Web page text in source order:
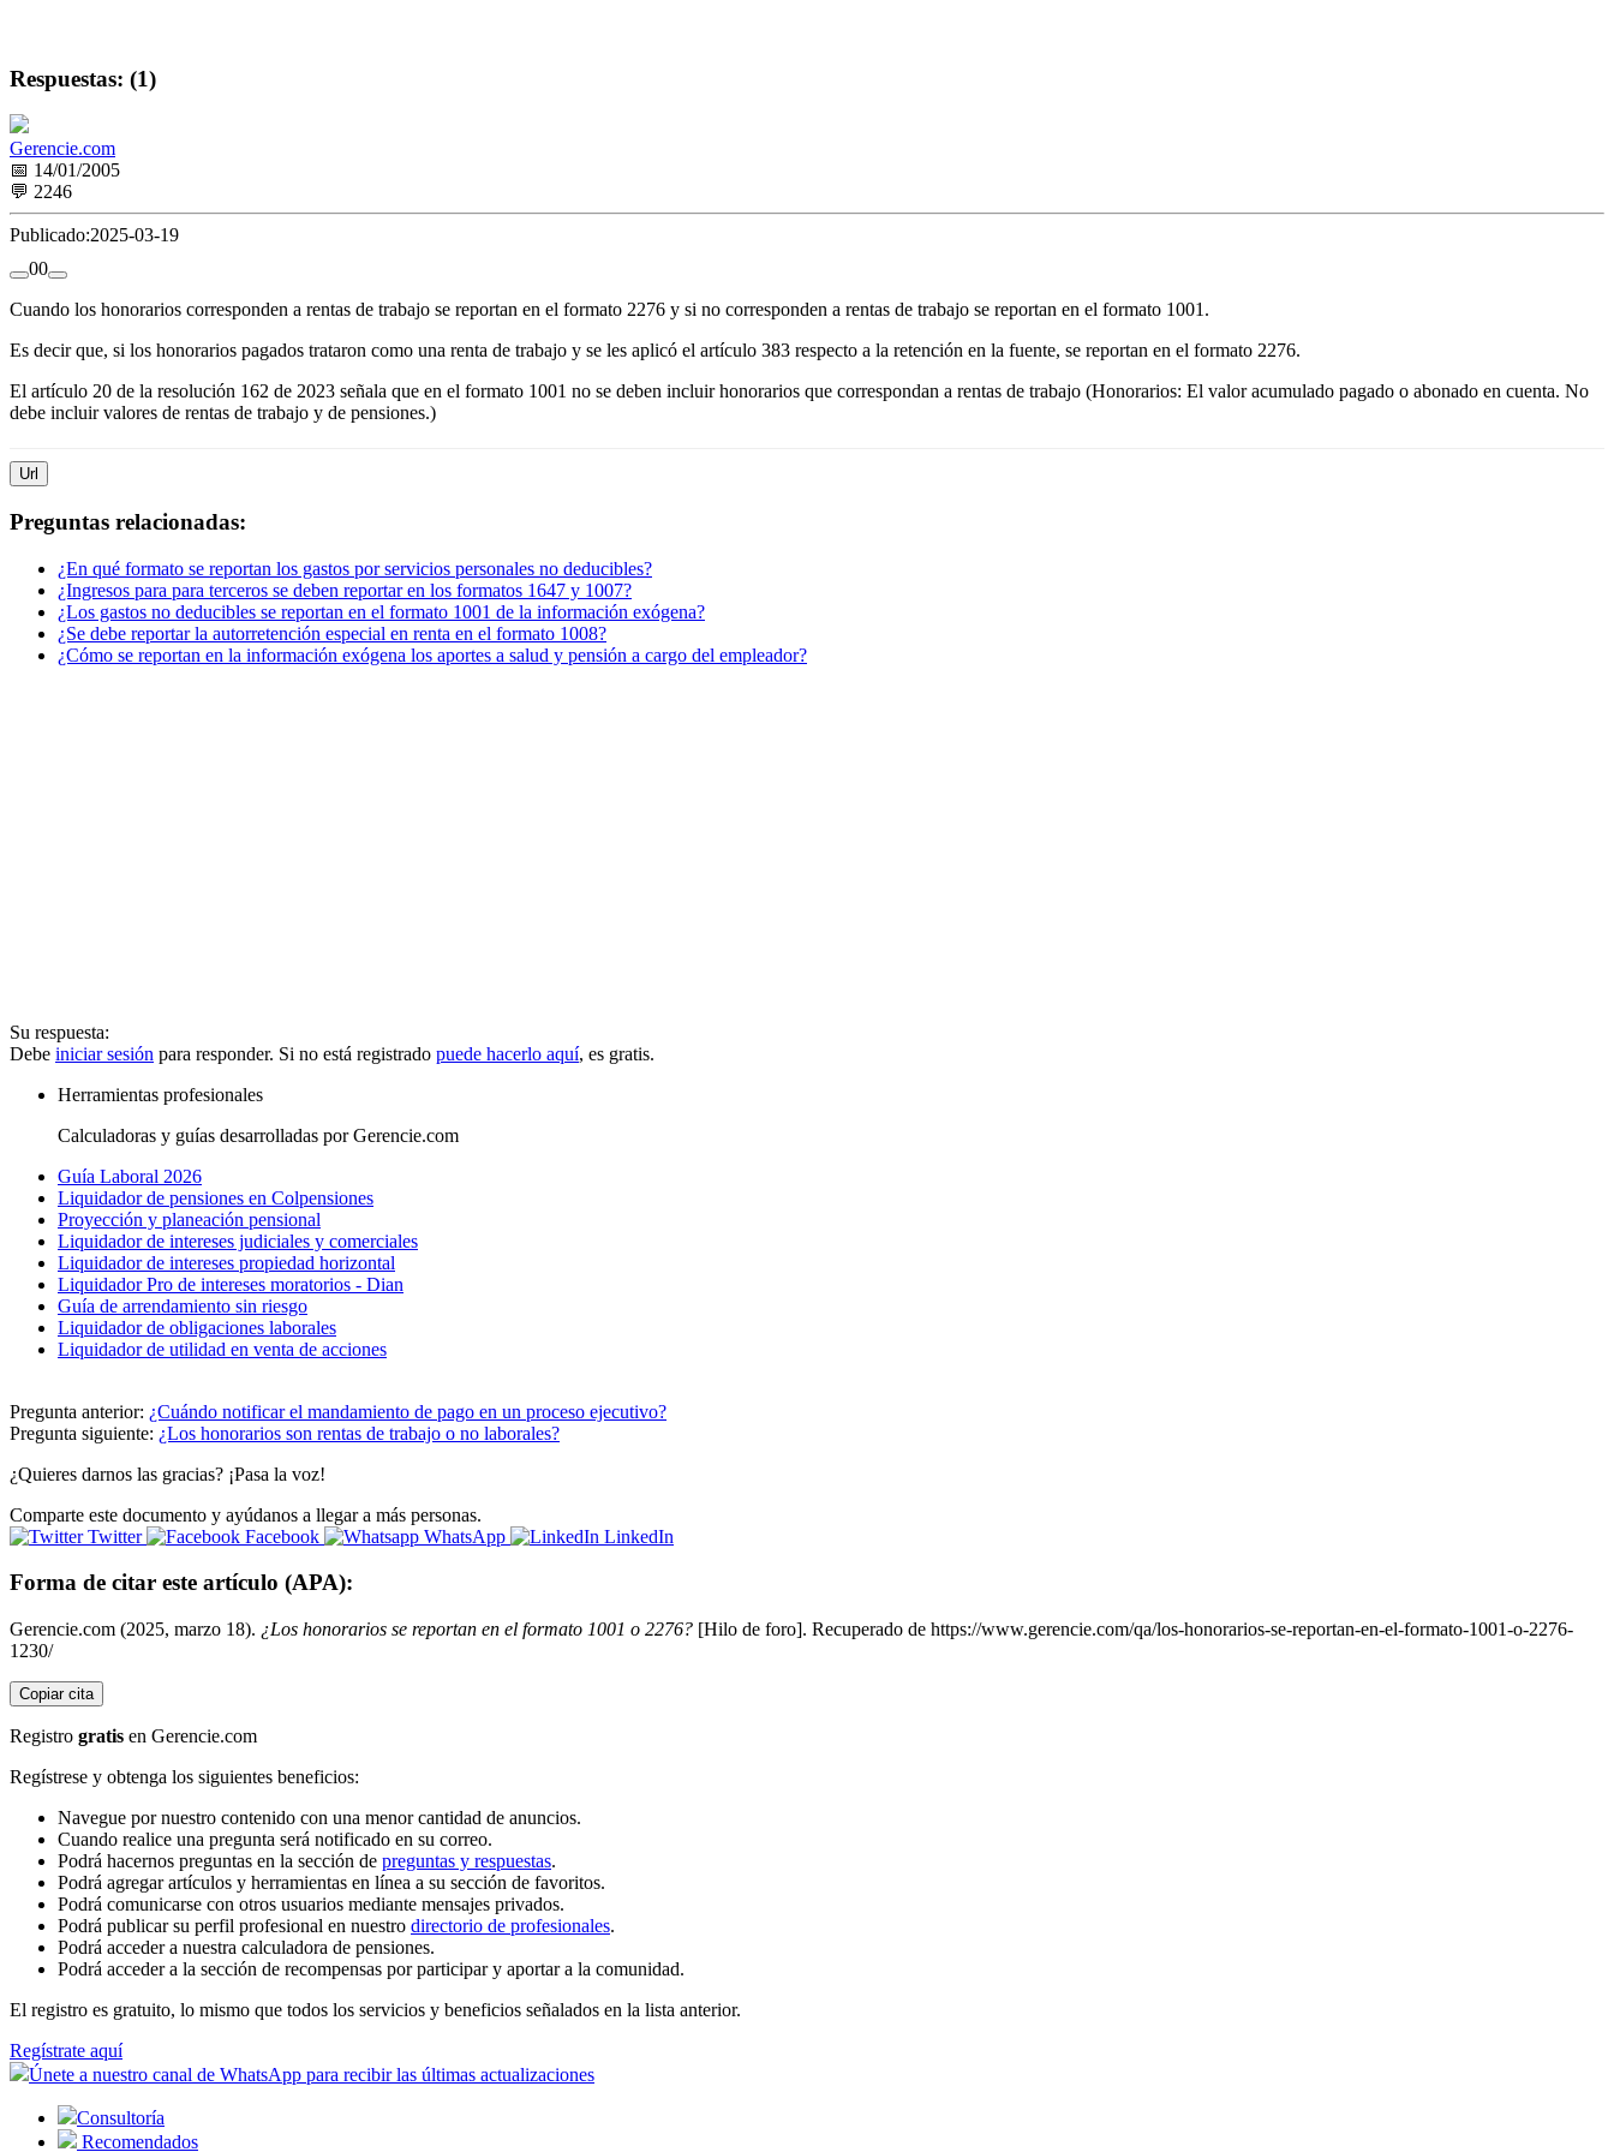
Respuestas: (1)
Gerencie.com
📅 14/01/2005
💬 2246
Publicado:2025-03-19
00
Cuando los honorarios corresponden a rentas de trabajo se reportan en el formato 2276 y si no corresponden a rentas de trabajo se reportan en el formato 1001.
Es decir que, si los honorarios pagados trataron como una renta de trabajo y se les aplicó el artículo 383 respecto a la retención en la fuente, se reportan en el formato 2276.
El artículo 20 de la resolución 162 de 2023 señala que en el formato 1001 no se deben incluir honorarios que correspondan a rentas de trabajo (Honorarios: El valor acumulado pagado o abonado en cuenta. No
debe incluir valores de rentas de trabajo y de pensiones.)
Url
Preguntas relacionadas:
¿En qué formato se reportan los gastos por servicios personales no deducibles?
¿Ingresos para para terceros se deben reportar en los formatos 1647 y 1007?
¿Los gastos no deducibles se reportan en el formato 1001 de la información exógena?
¿Se debe reportar la autorretención especial en renta en el formato 1008?
¿Cómo se reportan en la información exógena los aportes a salud y pensión a cargo del empleador?
Su respuesta:
Debe iniciar sesión para responder. Si no está registrado puede hacerlo aquí, es gratis.
Herramientas profesionales
Calculadoras y guías desarrolladas por Gerencie.com
Guía Laboral 2026
Liquidador de pensiones en Colpensiones
Proyección y planeación pensional
Liquidador de intereses judiciales y comerciales
Liquidador de intereses propiedad horizontal
Liquidador Pro de intereses moratorios - Dian
Guía de arrendamiento sin riesgo
Liquidador de obligaciones laborales
Liquidador de utilidad en venta de acciones
Pregunta anterior: ¿Cuándo notificar el mandamiento de pago en un proceso ejecutivo?
Pregunta siguiente: ¿Los honorarios son rentas de trabajo o no laborales?
¿Quieres darnos las gracias? ¡Pasa la voz!
Comparte este documento y ayúdanos a llegar a más personas.
Twitter
Facebook WhatsApp LinkedIn
Forma de citar este artículo (APA):
Gerencie.com (2025, marzo 18). ¿Los honorarios se reportan en el formato 1001 o 2276? [Hilo de foro]. Recuperado de https://www.gerencie.com/qa/los-honorarios-se-reportan-en-el-formato-1001-o-2276-
1230/
Copiar cita
Registro gratis en Gerencie.com
Regístrese y obtenga los siguientes beneficios:
Navegue por nuestro contenido con una menor cantidad de anuncios.
Cuando realice una pregunta será notificado en su correo.
Podrá hacernos preguntas en la sección de preguntas y respuestas.
Podrá agregar artículos y herramientas en línea a su sección de favoritos.
Podrá comunicarse con otros usuarios mediante mensajes privados.
Podrá publicar su perfil profesional en nuestro directorio de profesionales.
Podrá acceder a nuestra calculadora de pensiones.
Podrá acceder a la sección de recompensas por participar y aportar a la comunidad.
El registro es gratuito, lo mismo que todos los servicios y beneficios señalados en la lista anterior.
Regístrate aquí
Únete a nuestro canal de WhatsApp para recibir las últimas actualizaciones
Consultoría
Recomendados